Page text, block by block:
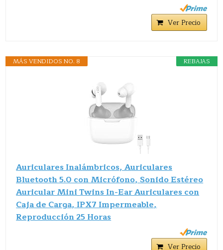
Ver Precio
REBAJAS
MÁS VENDIDOS NO. 8
Auriculares Inalámbricos, Auriculares
Bluetooth 5.0 con Micrófono, Sonido Estéreo
Auricular Mini Twins In-Ear Auriculares con
Caja de Carga, IPX7 Impermeable,
Reproducción 25 Horas
Ver Precio